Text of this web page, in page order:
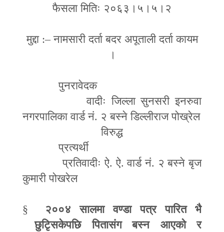
फैसला मितिः २०६३।५।५।२
मुद्दा :–नामसारी दर्ता बदर अपूताली दर्ता कायम
।
पुनरावेदक
वादीः जिल्ला सुनसरी इनरुवा
नगरपालिका वार्ड नं. २ बस्ने डिल्लीराज पोख्रेल
विरुद्ध
प्रत्यर्थी
प्रतिवादीः ऐ. ऐ. वार्ड नं. २ बस्ने बृज
कुमारी पोखरेल
§
२००४ सालमा वण्डा पत्र पारित भै
छुटिृसकेपछि पितासंग बस्न आएको र